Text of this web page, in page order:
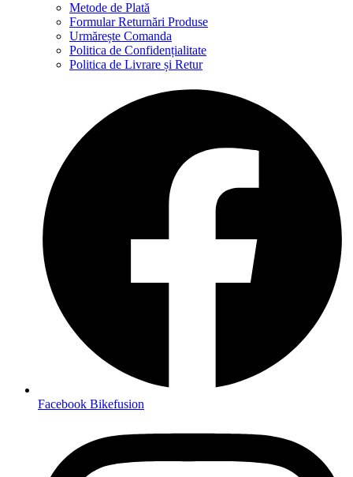
Metode de Plată
Formular Returnări Produse
Urmărește Comanda
Politica de Confidențialitate
Politica de Livrare și Retur
Facebook Bikefusion